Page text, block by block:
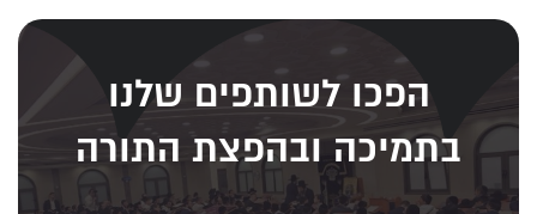
הפכו לשותפים שלנו
בתמיכה ובהפצת התורה